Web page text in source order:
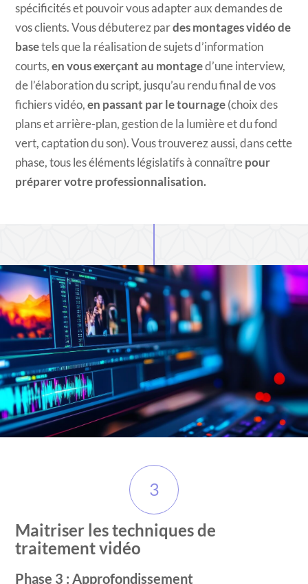
spécificités et pouvoir vous adapter aux demandes de
vos clients. Vous débuterez pardes montages vidéo de
basetels que la réalisation de sujets d’information
courts,en vous exerçant au montaged’une interview,
de l’élaboration du script, jusqu’au rendu final de vos
fichiers vidéo,en passant par le tournage (choix des
plans et arrière-plan, gestion de la lumière et du fond
vert, captation du son). Vous trouverez aussi, dans cette
phase, tous les éléments législatifs à connaître pour
préparer votre professionnalisation.
3
Maitriser les techniques de
traitement vidéo
Phase 3 : Approfondissement